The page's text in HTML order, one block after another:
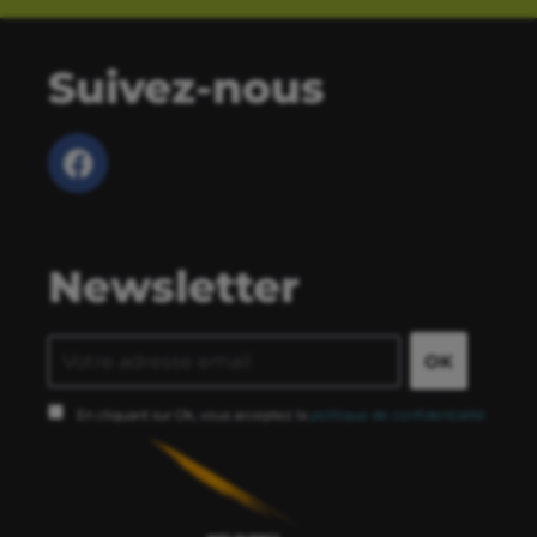
Suivez-nous
Newsletter
En cliquant sur Ok, vous acceptez la politique de confidentialité